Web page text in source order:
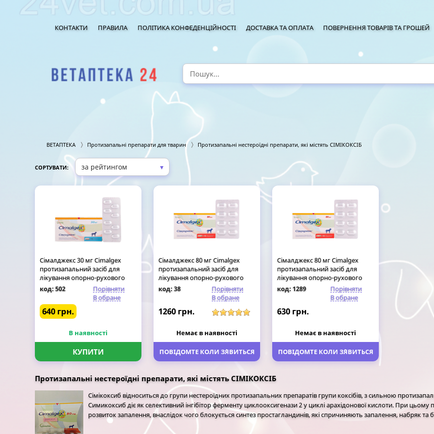
КОНТАКТИ ПРАВИЛА ПОЛІТИКА КОНФЕДЕНЦІЙНОСТІ ДОСТАВКА ТА ОПЛАТА ПОВЕРНЕННЯ ТОВАРІВ ТА ГРОШЕЙ
ВЕТАПТЕКА Протизапальні препарати для тварин Протизапальні нестероїдні препарати, які містять СІМІКОКСІБ
СОРТУВАТИ: ▼
Сімалджекс 30 мг Cimalgex
протизапальний засіб для
лікування опорно-рухового
апарату собак, 16 таблеток
код: 502
Порівняти
В обране
640 грн.
В наявності
КУПИТИ
Сімалджекс 80 мг Сimalgex
протизапальний засіб для
лікування опорно-рухового
апарату собак, 16 таблеток
код: 38
Порівняти
В обране
1260 грн.
Немає в наявності
ПОВІДОМТЕ КОЛИ З`ЯВИТЬСЯ
Сімалджекс 80 мг Сimalgex
протизапальний засіб для
лікування опорно-рухового
апарату собак, 8 таблеток
код: 1289
Порівняти
В обране
630 грн.
Немає в наявності
ПОВІДОМТЕ КОЛИ З`ЯВИТЬСЯ
Протизапальні нестероїдні препарати, які містять СІМІКОКСІБ
Сімікоксиб відноситься до групи нестероїдних протизапальних препаратів групи коксібів, з сильною
Симикоксиб діє як селективний інгібітор ферменту циклооксигенази 2 у циклі арахідонової кислоти. При цьому
розвиток запалення, внаслідок чого блокується синтез простагландинів, які спричиняють запалення, набряк та